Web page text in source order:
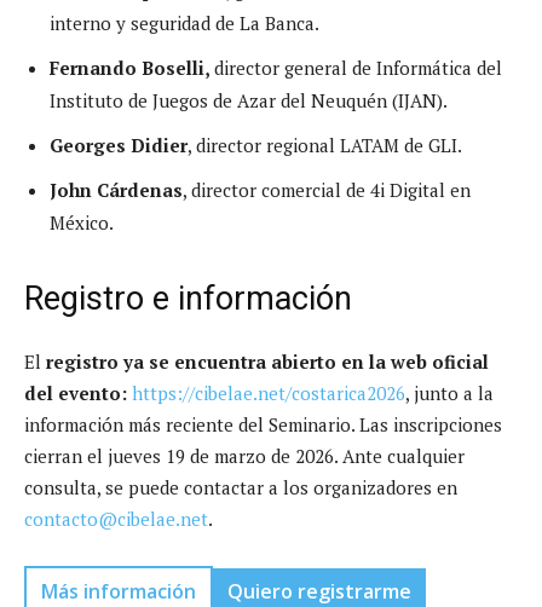
interno y seguridad de La Banca.
Fernando Boselli, director general de Informática del
Instituto de Juegos de Azar del Neuquén (IJAN).
Georges Didier, director regional LATAM de GLI.
John Cárdenas, director comercial de 4i Digital en
México.
Registro e información
El registro ya se encuentra abierto en la web oficial
del evento: https://cibelae.net/costarica2026, junto a la
información más reciente del Seminario. Las inscripciones
cierran el jueves 19 de marzo de 2026. Ante cualquier
consulta, se puede contactar a los organizadores en
contacto@cibelae.net.
Más información Quiero registrarme